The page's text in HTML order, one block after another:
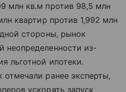
млн кв.м против 98,5 млн
квартир против 1,992 млн
стороны, рынок
неопределенности из-
льготной ипотеки.
ранее эксперты,
ускорять запуск